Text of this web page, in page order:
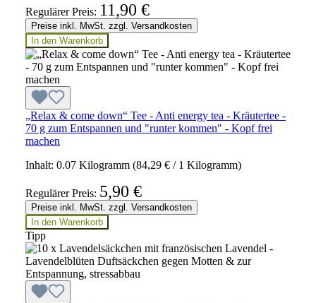
Regulärer Preis: 11,90 €
Preise inkl. MwSt. zzgl. Versandkosten
In den Warenkorb
„Relax & come down“ Tee - Anti energy tea - Kräutertee -
70 g zum Entspannen und "runter kommen" - Kopf frei
machen
Inhalt: 0.07 Kilogramm (84,29 € / 1 Kilogramm)
Regulärer Preis: 5,90 €
Preise inkl. MwSt. zzgl. Versandkosten
In den Warenkorb
Tipp